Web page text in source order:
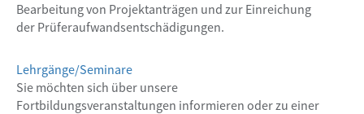
Bearbeitung von Projektanträgen und zur Einreichung
der Prüferaufwandsentschädigungen.
Lehrgänge/Seminare
Sie möchten sich über unsere
Fortbildungsveranstaltungen informieren oder zu einer